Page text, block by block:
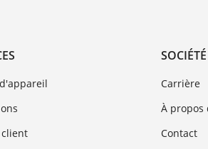
client
SOCIÉTÉ
Carrière
À propos
Contact